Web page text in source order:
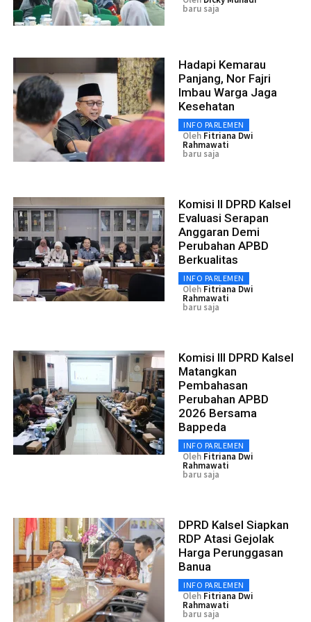
baru saja
Hadapi Kemarau
Panjang, Nor Fajri
Imbau Warga Jaga
Kesehatan
INFO PARLEMEN
Oleh Fitriana Dwi
Rahmawati
baru saja
Komisi II DPRD Kalsel
Evaluasi Serapan
Anggaran Demi
Perubahan APBD
Berkualitas
INFO PARLEMEN
Oleh Fitriana Dwi
Rahmawati
baru saja
Komisi III DPRD Kalsel
Matangkan
Pembahasan
Perubahan APBD
2026 Bersama
Bappeda
INFO PARLEMEN
Oleh Fitriana Dwi
Rahmawati
baru saja
DPRD Kalsel Siapkan
RDP Atasi Gejolak
Harga Perunggasan
Banua
INFO PARLEMEN
Oleh Fitriana Dwi
Rahmawati
baru saja